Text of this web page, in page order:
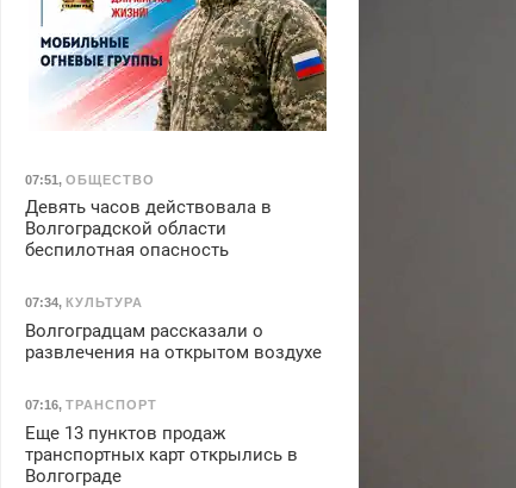
07:51, ОБЩЕСТВО
Девять часов действовала в
Волгоградской области
беспилотная опасность
07:34, КУЛЬТУРА
Волгоградцам рассказали о
развлечения на открытом воздухе
07:16, ТРАНСПОРТ
Еще 13 пунктов продаж
транспортных карт открылись в
Волгограде